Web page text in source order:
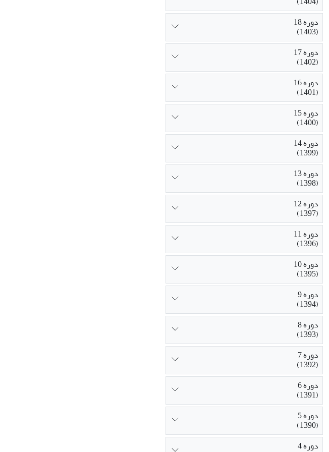
دوره 18
(1403)
دوره 17
(1402)
دوره 16
(1401)
دوره 15
(1400)
دوره 14
(1399)
دوره 13
(1398)
دوره 12
(1397)
دوره 11
(1396)
دوره 10
(1395)
دوره 9
(1394)
دوره 8
(1393)
دوره 7
(1392)
دوره 6
(1391)
دوره 5
(1390)
دوره 4